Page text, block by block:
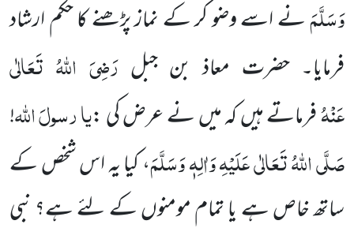
وَسَلَّمَنے اسے وضو کر کے نماز پڑھنے کا حکم ارشاد
فرمایا۔ حضرت معاذ بن جبل رَضِیَ اللہُ تَعَالٰی
عَنْہُفرماتے ہیں کہ میں نے عرض کی :یارسولَاللہ!
صَلَّی اللہُ تَعَالٰی عَلَیْہِ وَاٰلِہٖ وَسَلَّمَ، کیا یہ اس شخص کے
ساتھ خاص ہے یا تمام مومنوں کے لئے ہے؟ نبی